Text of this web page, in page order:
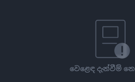
වෙළෙඳ දැන්වීම්